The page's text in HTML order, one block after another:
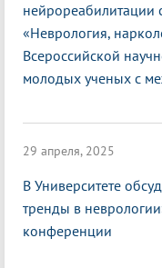
нейрореабилитации
«Неврология,
Всероссийской
молодых ученых с
29 апреля, 2025
В Университете
тренды в
конференции